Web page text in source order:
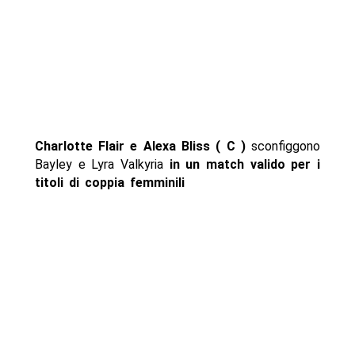
Charlotte Flair e Alexa Bliss ( C )sconfiggono
Bayley e Lyra Valkyria in un match valido per i
titoli di coppia femminili